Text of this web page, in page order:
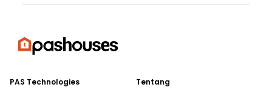
PAS Technologies
Tentang